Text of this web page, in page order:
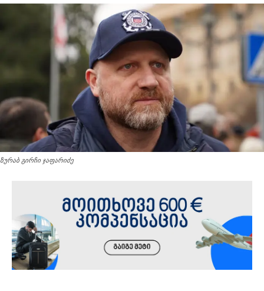
ზურაბ გირჩი ჯაფარიძე